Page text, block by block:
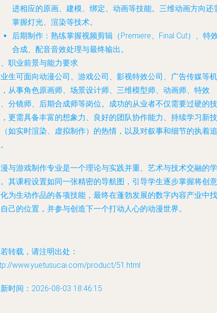
进相应的原画、建模、绑定、动画等技能。三维动画方向还
掌握灯光、渲染等技术。
后期制作 ：熟练掌握视频剪辑（Premiere、Final Cut）、特
合成、配音音效处理与最终输出。
职业前景与能力要求
生可面向动漫公司、游戏公司、影视特效公司、广告传媒等机
从事角色原画师、场景设计师、三维模型师、动画师、特效
分镜师、后期合成师等岗位。成功的从业者不仅需要过硬的技
更需具备丰富的想象力、良好的团队协作能力、持续学习新技
如实时渲染、虚拟制作）的热情，以及对叙事和细节的执着追
与游戏制作专业是一个理论与实践并重、艺术与技术交融的学
其课程设置如同一张精密的导航图，引导学生逐步掌握将创意
为生动作品的各项技能，最终在蓬勃发展的数字内容产业中找
己的位置，并参与创造下一个打动人心的动漫世界。
转载，请注明出处：
www.yuetusucai.com/product/51.html
时间：2026-08-03 18:46:15